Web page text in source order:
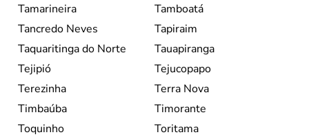
Tamarineira
Tamboatá
Tancredo Neves
Tapiraim
Taquaritinga do Norte
Tauapiranga
Tejipió
Tejucopapo
Terezinha
Terra Nova
Timbaúba
Timorante
Toquinho
Toritama